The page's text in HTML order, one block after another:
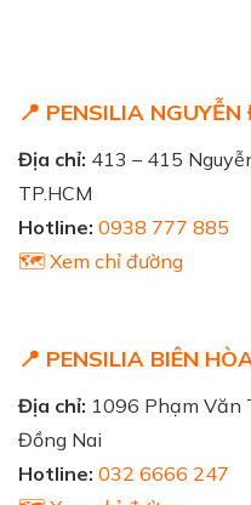
📍 PENSILIA
Địa chỉ: 413 – 415
TP.HCM
Hotline: 0938 777 885
🗺️ Xem chỉ đường
📍 PENSILIA BIÊN
Địa chỉ: 1096 Phạm Văn
Đồng Nai
Hotline: 032 6666 247